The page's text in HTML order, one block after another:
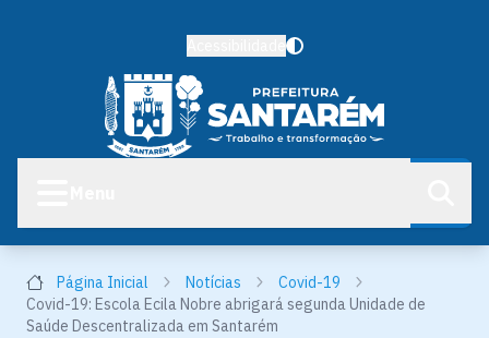
Página Inicial Notícias
Covid-19
Covid-19: Escola Ecila Nobre abrigará segunda Unidade de
Saúde Descentralizada em Santarém